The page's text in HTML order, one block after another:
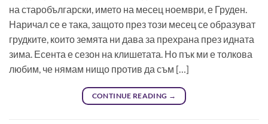
на старобългарски, името на месец ноември, е Груден.
Наричал се е така, защото през този месец се образуват
грудките, които земята ни дава за прехрана през идната
зима. Есента е сезон на клишетата. Но пък ми е толкова
любим, че нямам нищо против да съм […]
CONTINUE READING →